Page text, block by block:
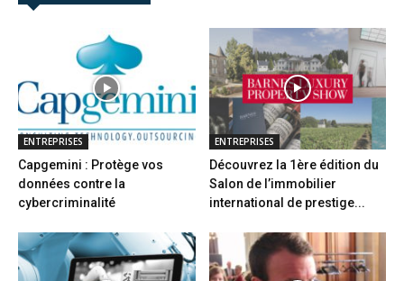
ENTREPRISES
Capgemini : Protège vos
données contre la
cybercriminalité
ENTREPRISES
Découvrez la 1ère édition du
Salon de l’immobilier
international de prestige...